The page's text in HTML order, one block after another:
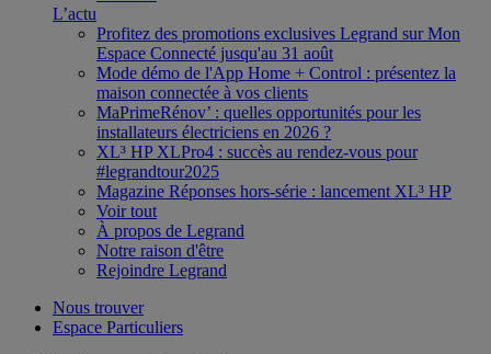
L’actu
Profitez des promotions exclusives Legrand sur Mon
Espace Connecté jusqu'au 31 août
Mode démo de l'App Home + Control : présentez la
maison connectée à vos clients
MaPrimeRénov’ : quelles opportunités pour les
installateurs électriciens en 2026 ?
XL³ HP XLPro4 : succès au rendez-vous pour
#legrandtour2025
Magazine Réponses hors-série : lancement XL³ HP
Voir tout
À propos de Legrand
Notre raison d'être
Rejoindre Legrand
Nous trouver
Espace Particuliers